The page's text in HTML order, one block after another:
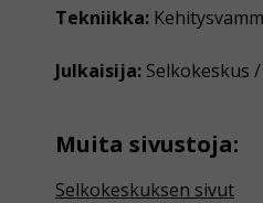
Tekniikka:
Julkaisija: Selkokeskus
Muita sivustoja:
Selkokeskuksen sivut